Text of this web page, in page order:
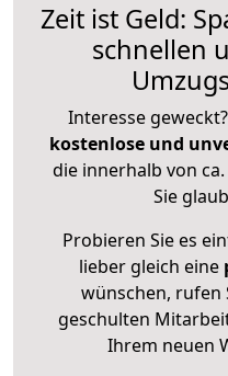
Zeit ist Geld:
schnellen
Interesse geweckt?
kostenlose und
die innerhalb von
Sie
Probieren Sie es
lieber gleich eine
wünschen, rufen
geschulten
Ihrem neuen